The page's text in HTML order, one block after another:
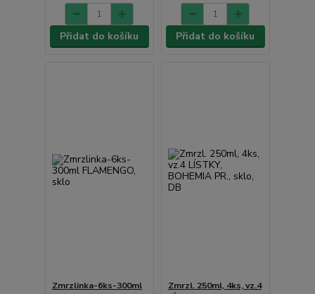
Přidat do košíku Přidat do košíku
Zmrzlinka-6ks-300ml
Zmrzl. 250ml, 4ks, vz.4